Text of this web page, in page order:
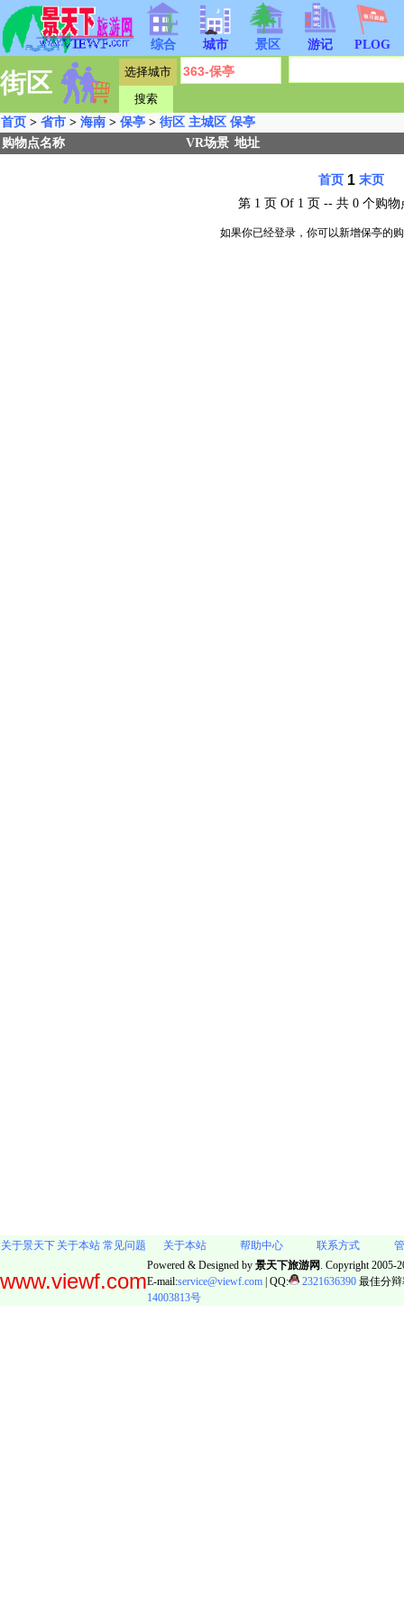
综合 城市 景区 游记 PLOG
街区
首页 > 省市 > 海南 > 保亭 > 街区 主城区 保亭
购物点名称
VR场景 地址
首页 1 末页
第 1 页 Of 1 页 -- 共 0 个购物
如果你已经登录，你可以新增保亭的
关于景天下 关于本站 常见问题 关于本站 帮助中心 联系方式
www.viewf.com
Powered & Designed by 景天下旅游网 . Copyright 2005-
E-mail:service@viewf.com | QQ: 2321636390 最佳分
14003813号